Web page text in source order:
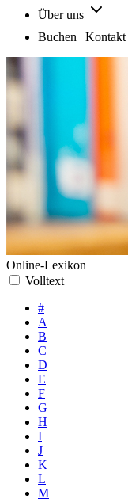
Über uns
Buchen | Kontakt
Online-Lexikon
Volltext
#
A
B
C
D
E
F
G
H
I
J
K
L
M